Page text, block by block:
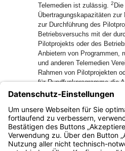
Telemedien ist zulässig. 2
Übertragungskapazitäten zur
zur Durchführung des
Betriebsversuchs mit der
Pilotprojekts oder des
Anbietern von Programmen,
und anderen Telemedien
Rahmen von Pilotprojekten
für Rundfunkprogramme die
3, Art. 6 bis 9, 16 bis 18, 20,
1, Abs. 2 und 3 dieses
Bestimmungen des
Dienste-Gesetzes